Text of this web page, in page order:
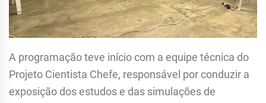
A programação teve início com a equipe técnica do
Projeto Cientista Chefe, responsável por conduzir a
exposição dos estudos e das simulações de